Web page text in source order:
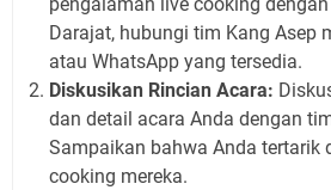
pengalaman live cooking
Darajat, hubungi tim Kang Asep
atau WhatsApp yang tersedia.
Diskusikan Rincian Acara:
dan detail acara Anda dengan
Sampaikan bahwa Anda tertarik
cooking mereka.